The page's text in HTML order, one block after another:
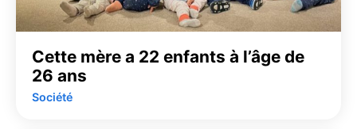
Cette mère a 22 enfants à l’âge de
26 ans
Société